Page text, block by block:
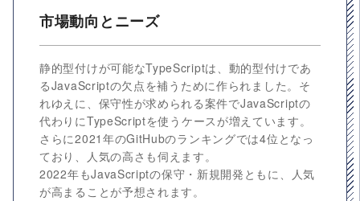
市場動向とニーズ
静的型付けが可能なTypeScriptは、動的型付けであ
るJavaScriptの欠点を補うために作られました。そ
れゆえに、保守性が求められる案件でJavaScriptの
代わりにTypeScriptを使うケースが増えています。
さらに2021年のGitHubのランキングでは4位となっ
ており、人気の高さも伺えます。
2022年もJavaScriptの保守・新規開発ともに、人気
が高まることが予想されます。